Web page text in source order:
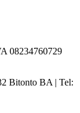
08234760729
Bitonto BA | Tel: